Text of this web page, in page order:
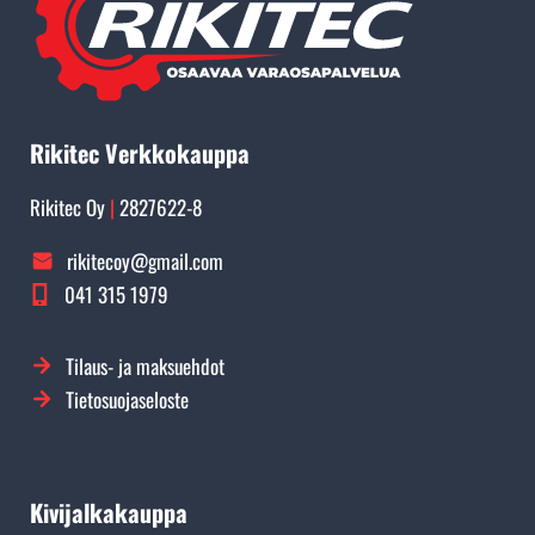
Rikitec Verkkokauppa
Rikitec Oy | 2827622-8
rikitecoy@gmail.com
041 315 1979
Tilaus- ja maksuehdot
Tietosuojaseloste
Kivijalkakauppa